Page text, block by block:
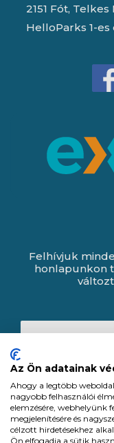
2151 Fót, Telkes
HelloParks 1-
Felhívjuk
honlapunkon
Az Ön adatainak
Ahogy a legtöbb
nagyobb felhasználói
elemzésére, webhelyünk
megjelenítésére és
célzott hirdetésekhez
Ön elfogadja a sütik